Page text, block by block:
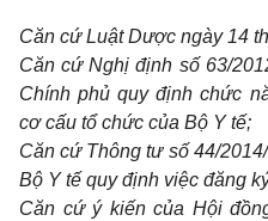
Căn cứ Luật Dược ngày 14
Căn cứ Nghị định số 63/
Chính phủ quy định chức
cơ cấu tổ chức của Bộ Y tế;
Căn cứ Thông tư số 44/
Bộ Y tế quy định việc đăng
Căn cứ ý kiến của Hội